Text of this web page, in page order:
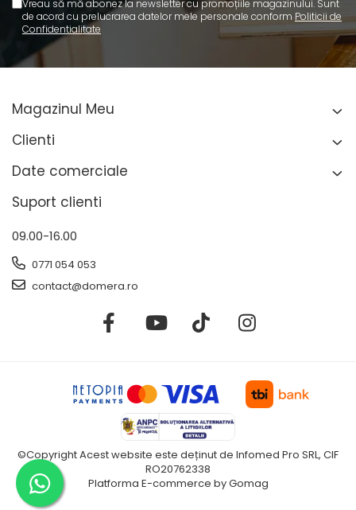
Vreau să mă abonez la newsletter cu promoțiile magazinului. Sunt
de acord cu prelucrarea datelor mele personale conform Politicii de
Confidentialitate
Magazinul Meu
Clienti
Date comerciale
Suport clienti
09.00-16.00
0771 054 053
contact@domera.ro
©Copyright Acest website este deținut de Infomed Pro SRL, CIF
RO20762338
Platforma E-commerce by Gomag